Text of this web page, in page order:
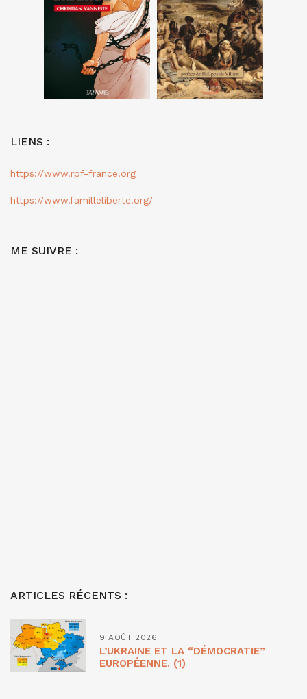
LIENS :
https://www.rpf-france.org
https://www.familleliberte.org/
ME SUIVRE :
ARTICLES RÉCENTS :
9 AOÛT 2026
L’UKRAINE ET LA “DÉMOCRATIE”
EUROPÉENNE. (1)